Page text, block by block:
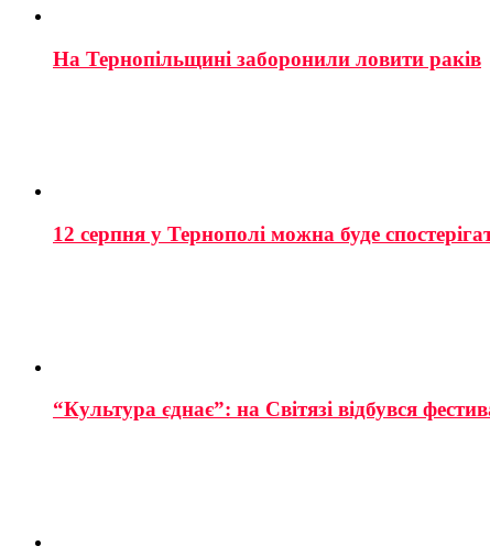
На Тернопільщині заборонили ловити раків
12 серпня у Тернополі можна буде
“Культура єднає”: на Світязі відбувся